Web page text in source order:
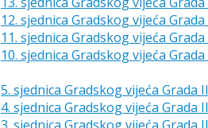
12. sjednica Gradskog vijeća
11. sjednica Gradskog vijeća
10. sjednica Gradskog vijeća
5. sjednica Gradskog vijeća Grada
4. sjednica Gradskog vijeća Grada